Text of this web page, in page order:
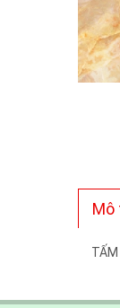
Mô
TẤM